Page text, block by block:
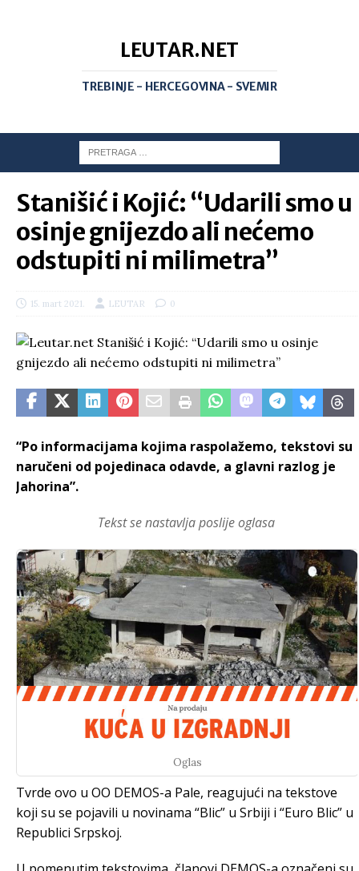
LEUTAR.NET
TREBINJE - HERCEGOVINA - SVEMIR
Stanišić i Kojić: “Udarili smo u
osinje gnijezdo ali nećemo
odstupiti ni milimetra”
15. mart 2021. LEUTAR 0
“Po informacijama kojima raspolažemo, tekstovi su
naručeni od pojedinaca odavde, a glavni razlog je
Jahorina”.
Tekst se nastavlja poslije oglasa
Oglas
Tvrde ovo u OO DEMOS-a Pale, reagujući na tekstove
koji su se pojavili u novinama “Blic” u Srbiji i “Euro Blic” u
Republici Srpskoj.